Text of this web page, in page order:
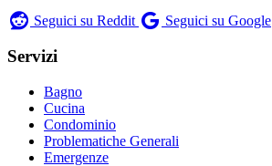
Seguici su Reddit
Seguici su Google
Servizi
Bagno
Cucina
Condominio
Problematiche Generali
Emergenze